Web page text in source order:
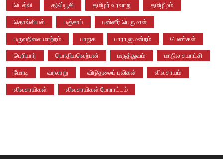
டெல்லி தடுப்பூசி தமிழர் வரலாறு தமிழீழம்
தொல்லியல் பஞ்சாப் பன்னீர் பெருமாள்
பருவநிலை மாற்றம் பாஜக பாராளுமன்றம் பெண்கள்
பெரியார் பொதியவெற்பன் மருத்துவம் மாநில சுயாட்சி
மோடி வரலாறு விடுதலைப் புலிகள் விவசாயம்
விவசாயிகள் விவசாயிகள் போராட்டம்